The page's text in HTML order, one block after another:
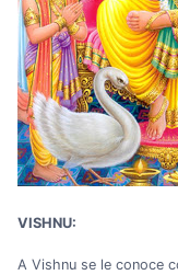
VISHNU:
A Vishnu se le conoce